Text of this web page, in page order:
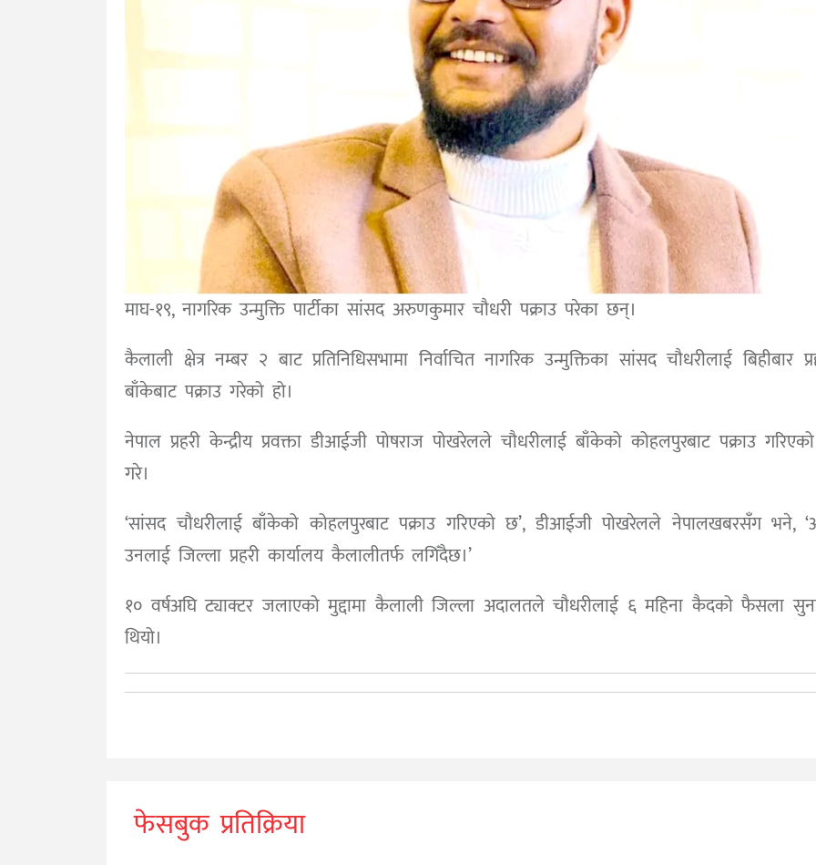
माघ-१९, नागरिक उन्मुक्ति पार्टीका सांसद अरुणकुमार चौधरी पक्राउ परेका छन्।
कैलाली क्षेत्र नम्बर २ बाट प्रतिनिधिसभामा निर्वाचित नागरिक उन्मुक्तिका सांसद चौधरीलाई बिहीबार
बाँकेबाट पक्राउ गरेको हो।
नेपाल प्रहरी केन्द्रीय प्रवक्ता डीआईजी पोषराज पोखरेलले चौधरीलाई बाँकेको कोहलपुरबाट पक्राउ गरिएको
गरे।
‘सांसद चौधरीलाई बाँकेको कोहलपुरबाट पक्राउ गरिएको छ’, डीआईजी पोखरेलले नेपालखबरसँग भने,
उनलाई जिल्ला प्रहरी कार्यालय कैलालीतर्फ लगिँदैछ।’
१० वर्षअघि ट्याक्टर जलाएको मुद्दामा कैलाली जिल्ला अदालतले चौधरीलाई ६ महिना कैदको फैसला
थियो।
फेसबुक प्रतिक्रिया